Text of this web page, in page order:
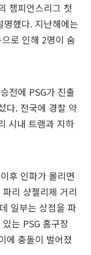
챔피언스리그 첫
했다. 지난해에는
로 인해 2명이 숨
전에 PSG가 진출
다. 전국에 경찰 약
시내 트램과 지하
후 인파가 몰리면
리 샹젤리제 거리
일부는 상점을 파
는 PSG 홈구장
에 충돌이 벌어졌